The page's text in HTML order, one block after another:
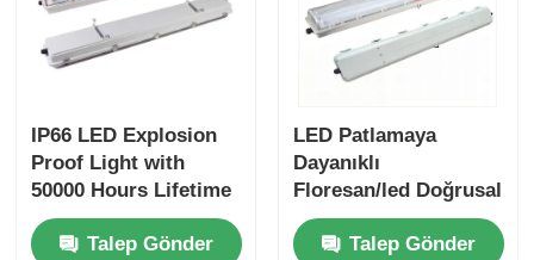
IP66 LED Explosion
Proof Light with
50000 Hours Lifetime
and 100-277VAC Wide
Voltage forTalep Gönder
LED Patlamaya
Dayanıklı
Floresan/led Doğrusal
Işık
Talep Gönder